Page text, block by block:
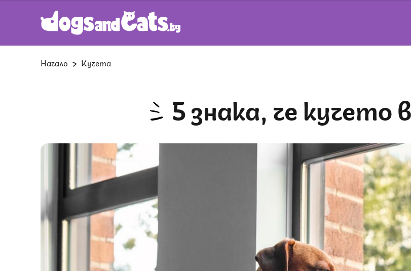
Начало Кучета
5 знака, че кучето